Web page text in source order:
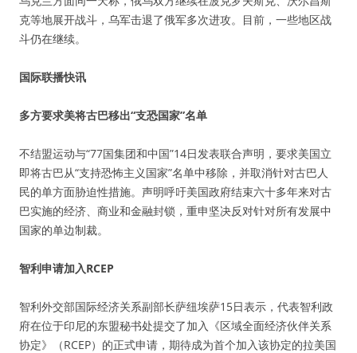
克等地展开战斗，乌军击退了俄军多次进攻。目前，一些地区战
斗仍在继续。
国际联播快讯
多方要求美将古巴移出“支恐国家”名单
不结盟运动与“77国集团和中国”14日发表联合声明，要求美国立
即将古巴从“支持恐怖主义国家”名单中移除，并取消针对古巴人
民的单方面胁迫性措施。声明呼吁美国政府结束六十多年来对古
巴实施的经济、商业和金融封锁，重申坚决反对针对所有发展中
国家的单边制裁。
智利申请加入RCEP
智利外交部国际经济关系副部长萨纽埃萨15日表示，代表智利政
府在位于印尼的东盟秘书处提交了加入《区域全面经济伙伴关系
协定》（RCEP）的正式申请，期待成为首个加入该协定的拉美国